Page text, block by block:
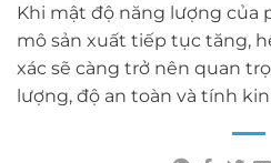
Khi mật độ năng lượng của
mô sản xuất tiếp tục tăng,
xác sẽ càng trở nên quan
lượng, độ an toàn và tính